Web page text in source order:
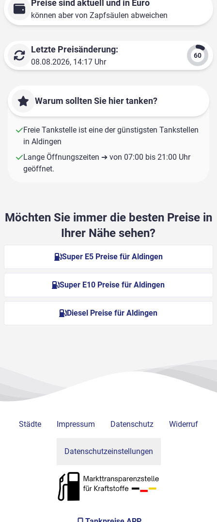
Preise sind aktuell und in Euro
können aber von Zapfsäulen abweichen
Letzte Preisänderung:
08.08.2026, 14:17 Uhr
Warum sollten Sie hier tanken?
Freie Tankstelle ist eine der günstigsten Tankstellen
in Aldingen
Lange Öffnungszeiten ➔ von 07:00 bis 21:00 Uhr
geöffnet.
Möchten Sie immer die besten Preise in
Ihrer Nähe sehen?
Super E5 Preise für Aldingen
Super E10 Preise für Aldingen
Diesel Preise für Aldingen
Städte Impressum Datenschutz Widerruf
Datenschutzeinstellungen